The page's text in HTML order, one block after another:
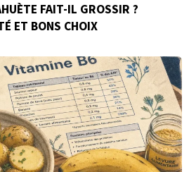
FAIT-IL GROSSIR ?
ET BONS CHOIX